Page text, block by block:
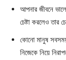
আপনার জীবনে
চেষ্টা করলেও তার
কোনো মানুষ
নিজেকে নিয়ে